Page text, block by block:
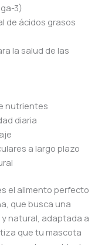
3)
de ácidos grasos
la salud de las
nutrientes
diaria
a largo plazo
el alimento perfecto
que busca una
natural, adaptada a
que tu mascota